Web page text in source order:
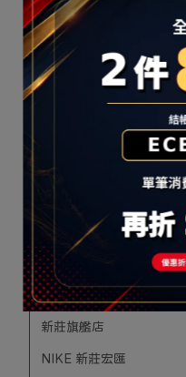
NEW BALANCE 中和環
NEW BALANCE 比漾廣
樹林區
NIKE 樹林秀泰
NEW BALANCE 樹林秀泰
PALLADIUM 樹林秀泰
PUMA 樹林秀泰
新莊區
新莊旗艦店
NIKE 新莊宏匯